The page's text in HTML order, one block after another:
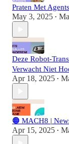
Praten Met
May 3, 2025 •
Deze Robot-
Verwacht Niet
Apr 18, 2025 •
🟠 MACH8 |
Apr 15, 2025 •